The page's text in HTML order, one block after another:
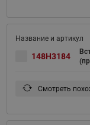
148H3184
Смотреть